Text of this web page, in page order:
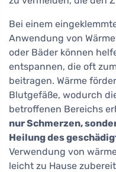
Bei einem
Anwendung von
oder Bäder können
entspannen, die oft
beitragen. Wärme
Blutgefäße, wodurch
betroffenen Bereichs
nur Schmerzen,
Heilung des
Verwendung von
leicht zu Hause